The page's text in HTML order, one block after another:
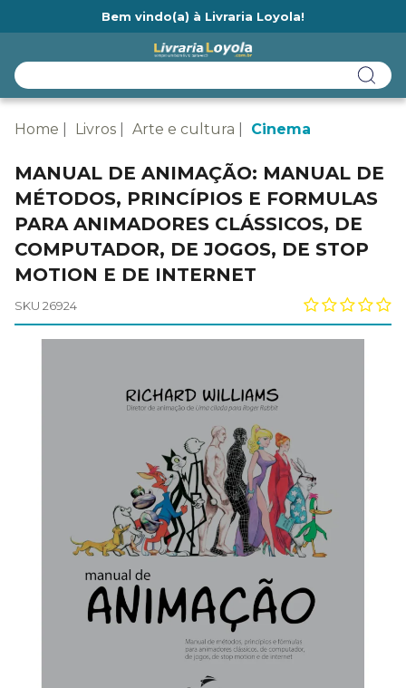
Bem vindo(a) à Livraria Loyola!
Home Livros Arte e cultura Cinema
MANUAL DE ANIMAÇÃO: MANUAL DE
MÉTODOS, PRINCÍPIOS E FORMULAS
PARA ANIMADORES CLÁSSICOS, DE
COMPUTADOR, DE JOGOS, DE STOP
MOTION E DE INTERNET
SKU 26924